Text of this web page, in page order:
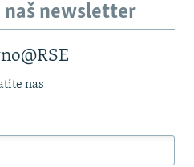
newsletter
nas